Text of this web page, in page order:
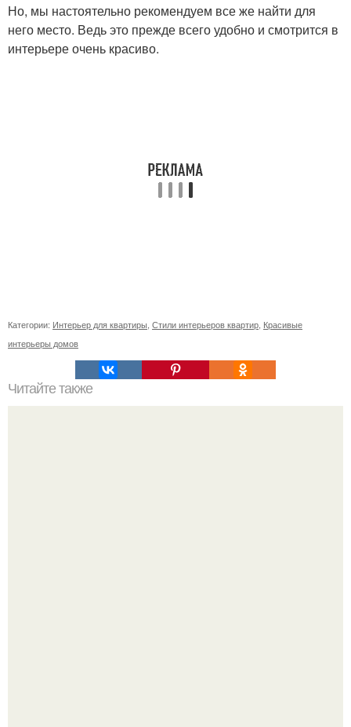
Но, мы настоятельно рекомендуем все же найти для
него место. Ведь это прежде всего удобно и смотрится в
интерьере очень красиво.
Категории: Интерьер для квартиры Стили интерьеров квартир Красивые
интерьеры домов
Читайте также